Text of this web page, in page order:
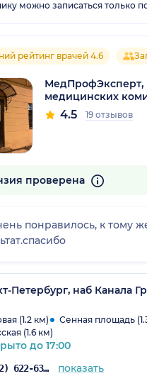
можно записаться только
рейтинг врачей 4.6
МедПрофЭксперт,
медицинских
4.5 19 отзывов
проверена
понравилось, к тому
Петербург, наб Канала
(1.2 км)
Сенная площадь
(1.6 км)
до 17:00
+7 (812) 622-63-42 показать